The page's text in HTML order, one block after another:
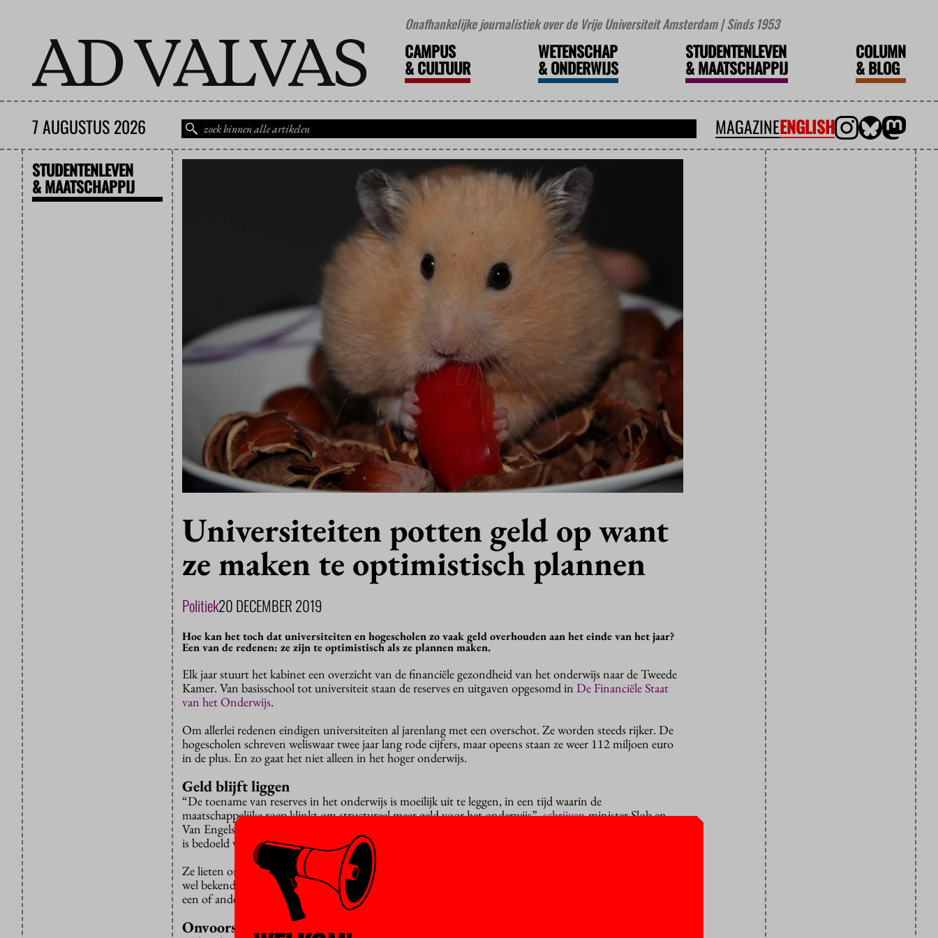
Onafhankelijke journalistiek over de Vrije Universiteit Amsterdam | Sinds 1953
CAMPUS
&CULTUUR
WETENSCHAP
&ONDERWIJS
STUDENTENLEVEN
&MAATSCHAPPIJ
COLUMN
&BLOG
7 AUGUSTUS 2026 MAGAZINEENGLISH
STUDENTENLEVEN
& MAATSCHAPPIJ
Universiteiten potten geld op want
ze maken te optimistisch plannen
Politiek20 DECEMBER 2019
Hoe kan het toch dat universiteiten en hogescholen zo vaak geld overhouden aan het einde van het jaar?
Een van de redenen: ze zijn te optimistisch als ze plannen maken.
Elk jaar stuurt het kabinet een overzicht van de financiële gezondheid van het onderwijs naar de Tweede
Kamer. Van basisschool tot universiteit staan de reserves en uitgaven opgesomd in De Financiële Staat
van het Onderwijs.
Om allerlei redenen eindigen universiteiten al jarenlang met een overschot. Ze worden steeds rijker. De
hogescholen schreven weliswaar twee jaar lang rode cijfers, maar opeens staan ze weer 112 miljoen euro
in de plus. En zo gaat het niet alleen in het hoger onderwijs.
Geld blijft liggen
“De toename van reserves in het onderwijs is moeilijk uit te leggen, in een tijd waarin de
maatschappelijke roep klinkt om structureel meer geld voor het onderwijs”,schrijvenminister Slob en
Van Engelshoven in hun reactie. “Het baart ons dan ook zorgen dat er geld op de plank blijft liggen dat
is bedoeld voor onderwijs.”
Ze lieten onderzoeksbureau Oberonuitzoeken
wel bekend, bijvoorbeeld dat de politiek soms aan het eind van het jaar een smak geld overmaakt voor
een of ander doel, dat dan niet meer uitgegeven kan worden en even op de plank blijft liggen.
Onvoorspelbaar